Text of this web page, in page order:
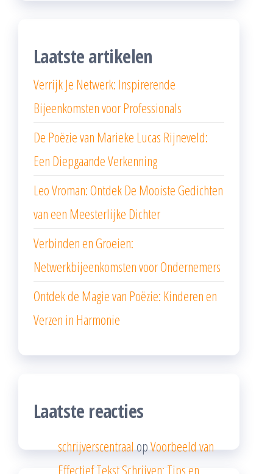
Laatste artikelen
Verrijk Je Netwerk: Inspirerende
Bijeenkomsten voor Professionals
De Poëzie van Marieke Lucas Rijneveld:
Een Diepgaande Verkenning
Leo Vroman: Ontdek De Mooiste Gedichten
van een Meesterlijke Dichter
Verbinden en Groeien:
Netwerkbijeenkomsten voor Ondernemers
Ontdek de Magie van Poëzie: Kinderen en
Verzen in Harmonie
Laatste reacties
schrijverscentraalopVoorbeeld van
Effectief Tekst Schrijven: Tips en